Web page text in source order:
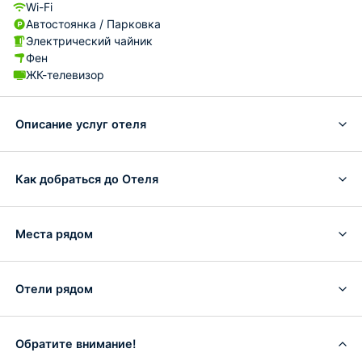
Wi-Fi
Автостоянка / Парковка
Электрический чайник
Фен
ЖК-телевизор
Описание услуг отеля
Как добраться до Отеля
Места рядом
Отели рядом
Обратите внимание!